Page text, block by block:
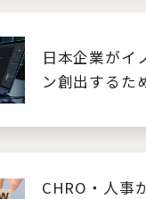
日本企業がイ
ン創出するた
CHRO・人事